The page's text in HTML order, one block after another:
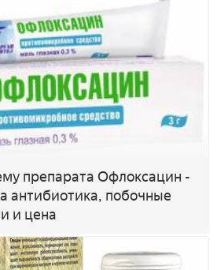
препарата Офлоксацин -
антибиотика, побочные
и цена